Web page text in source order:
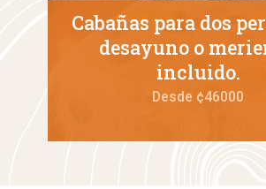
Cabañas para dos
desayuno o
incluido.
Desde ¢46000